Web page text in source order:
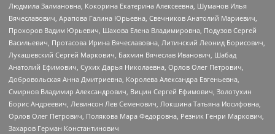
Людмила Залмановна, Кокорина Екатерина Алексеевна, Шуманов Илья
Вячеславович, Арапова Галина Юрьевна, Свечников Анатолий Мариевич,
Прохоров Вадим Юрьевич, Шахова Елена Владимировна, Подузов Сергей
Васильевич, Протасова Ирина Вячеславовна, Литинский Леонид Борисович,
Лукашевский Сергей Маркович, Бахмин Вячеслав Иванович, Шабад
Анатолий Ефимович, Сухих Дарья Николаевна, Орлов Олег Петрович,
Добровольская Анна Дмитриевна, Королева Александра Евгеньевна,
Смирнов Владимир Александрович, Вицин Сергей Ефимович, Золотухин
Борис Андреевич, Левинсон Лев Семенович, Локшина Татьяна Иосифовна,
Орлов Олег Петрович, Полякова Мара Федоровна, Резник Генри Маркович,
Захаров Герман Константинович